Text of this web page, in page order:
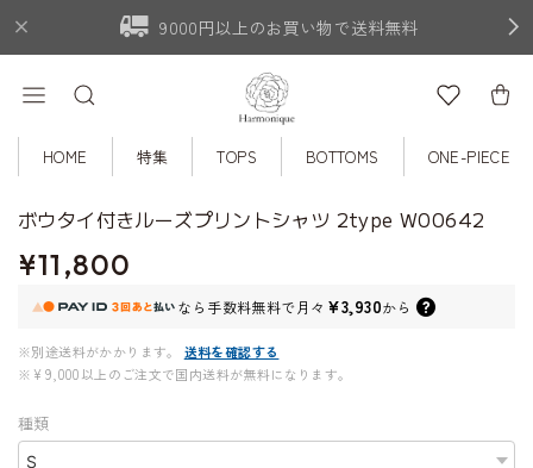
9000円以上のお買い物で送料無料
HOME 特集 TOPS BOTTOMS ONE-PIECE
ボウタイ付きルーズプリントシャツ 2type W00642
¥11,800
なら 手数料無料で月々 ¥3,930から
※別途送料がかかります。
送料を確認する
※¥9,000以上のご注文で国内送料が無料になります。
種類